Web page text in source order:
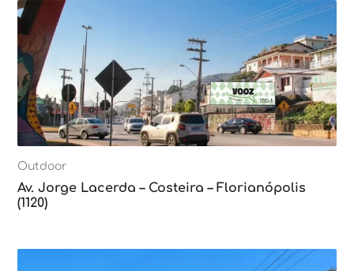
Outdoor
Av. Jorge Lacerda – Costeira – Florianópolis
(1120)